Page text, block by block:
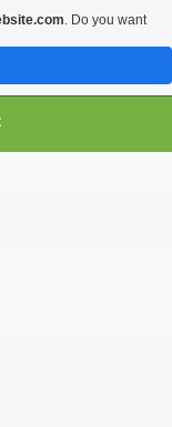
. Do you want